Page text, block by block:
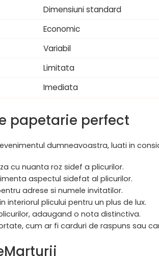
Dimensiuni standard
Economic
Variabil
Limitata
Imediata
papetarie perfect
dumneavoastra, luati in
cu nuanta roz sidef a plicurilor.
aspectul sidefat al plicurilor.
adrese si numele invitatilor.
plicului pentru un plus de lux.
adaugand o nota distinctiva.
cum ar fi carduri de raspuns sau